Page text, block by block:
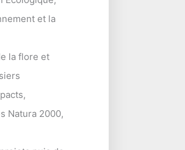
et la
la flore et
Natura 2000,